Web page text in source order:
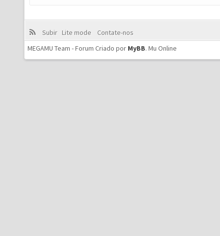
Subir Lite mode
Contate-nos
MEGAMU Team - Forum Criado por MyBB. Mu Online